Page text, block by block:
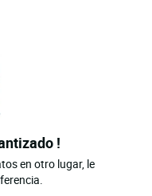
!
en otro lugar, le